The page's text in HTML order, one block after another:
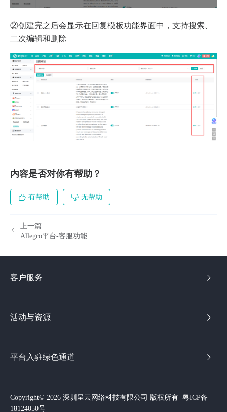
②创建完之后会显示在回复模板功能界面中，支持搜索、
二次编辑和删除
内容是否对你有帮助？
有帮助 无帮助
上一篇
Allegro平台-客服功能
客户服务
活动与资源
平台入驻绿色通道
Copyright© 2026 深圳呈云网络科技有限公司 版权所有 粤ICP备
18124050号